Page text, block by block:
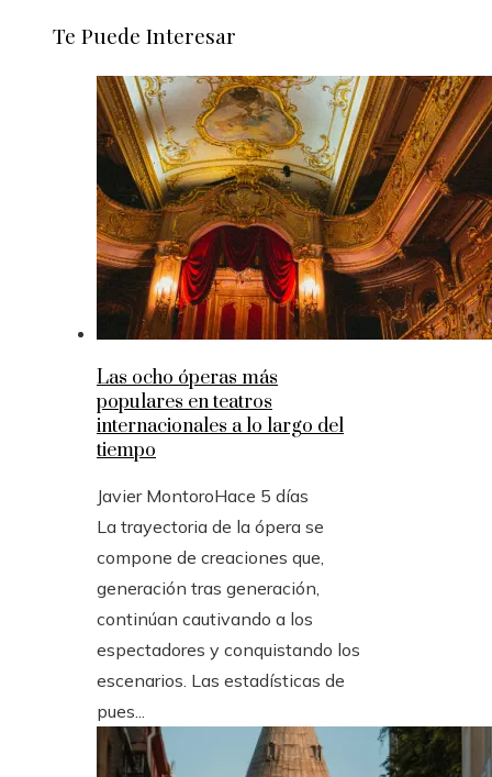
Te Puede Interesar
Las ocho óperas más
populares en teatros
internacionales a lo largo del
tiempo
Javier MontoroHace 5 días
La trayectoria de la ópera se
compone de creaciones que,
generación tras generación,
continúan cautivando a los
espectadores y conquistando los
escenarios. Las estadísticas de
pues...